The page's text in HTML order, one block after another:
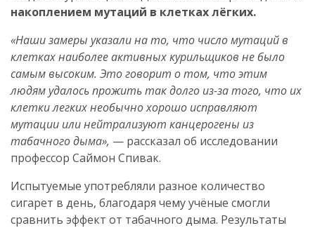
накоплением мутаций в клетках лёгких.
«Наши замеры указали на то, что число мутаций в
клетках наиболее активных курильщиков не было
самым высоким. Это говорит о том, что этим
людям удалось прожить так долго из-за того, что их
клетки легких необычно хорошо исправляют
мутации или нейтрализуют канцерогены из
табачного дыма», — рассказал об исследовании
профессор Саймон Спивак.
Испытуемые употребляли разное количество
сигарет в день, благодаря чему учёные смогли
сравнить эффект от табачного дыма. Результаты